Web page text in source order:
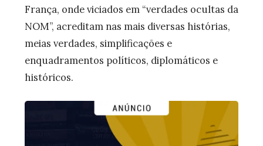
França, onde viciados em “verdades ocultas da
NOM”, acreditam nas mais diversas histórias,
meias verdades, simplificações e
enquadramentos políticos, diplomáticos e
históricos.